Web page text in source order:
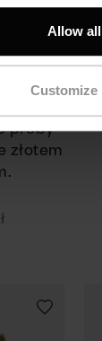
Allow all
Customize
Catch
próby
złotem